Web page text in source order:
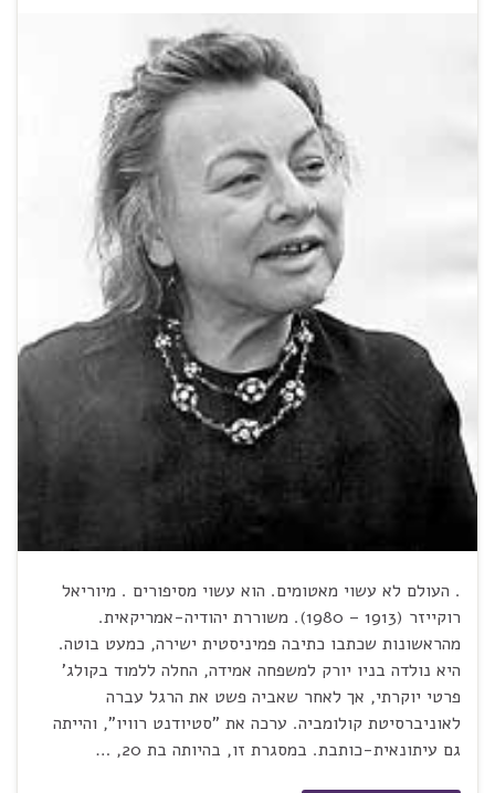
. העולם לא עשוי מאטומים. הוא עשוי מסיפורים . מיוריאל
רוקייזר (1913 – 1980). משוררת יהודיה-אמריקאית.
מהראשונות שכתבו כתיבה פמיניסטית ישירה, כמעט בוטה.
היא נולדה בניו יורק למשפחה אמידה, החלה ללמוד בקולג'
פרטי יוקרתי, אך לאחר שאביה פשט את הרגל עברה
לאוניברסיטת קולומביה. ערכה את "סטיודנט רוויו", והייתה
גם עיתונאית-כותבת. במסגרת זו, בהיותה בת 20, …